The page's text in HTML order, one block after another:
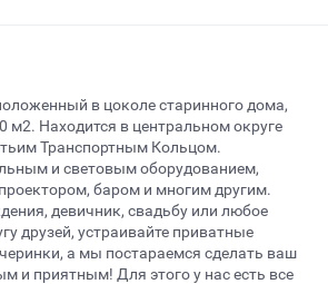
в цоколе старинного дома,
Находится в центральном округе
Транспортным Кольцом.
и световым оборудованием,
баром и многим другим.
девичник, свадьбу или любое
друзей, устраивайте приватные
а мы постараемся сделать ваш
и приятным! Для этого у нас есть все
Окончание